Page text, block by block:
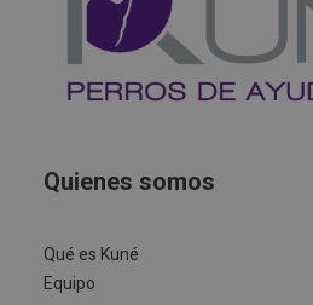
Quienes somos
Qué es Kuné
Equipo